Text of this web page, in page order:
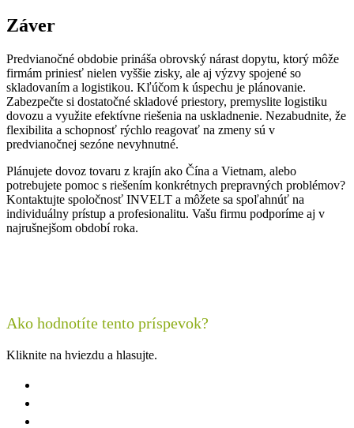
Záver
Predvianočné obdobie prináša obrovský nárast dopytu, ktorý môže
firmám priniesť nielen vyššie zisky, ale aj výzvy spojené so
skladovaním a logistikou. Kľúčom k úspechu je plánovanie.
Zabezpečte si dostatočné skladové priestory, premyslite logistiku
dovozu a využite efektívne riešenia na uskladnenie. Nezabudnite, že
flexibilita a schopnosť rýchlo reagovať na zmeny sú v
predvianočnej sezóne nevyhnutné.
Plánujete dovoz tovaru z krajín ako Čína a Vietnam, alebo
potrebujete pomoc s riešením konkrétnych prepravných problémov?
Kontaktujte spoločnosť INVELT a môžete sa spoľahnúť na
individuálny prístup a profesionalitu. Vašu firmu podporíme aj v
najrušnejšom období roka.
Ako hodnotíte tento príspevok?
Kliknite na hviezdu a hlasujte.